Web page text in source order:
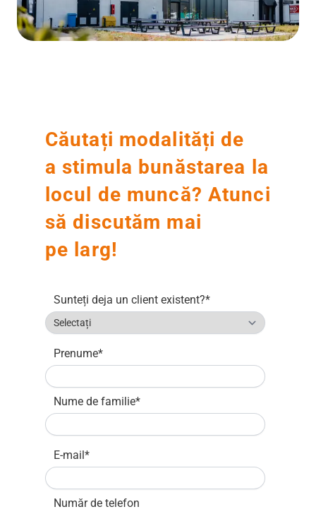
Căutați modalități de
a stimula bunăstarea la
locul de muncă? Atunci
să discutăm mai
pe larg!
Sunteți deja un client existent?*
Prenume*
Nume de familie*
E-mail*
Număr de telefon